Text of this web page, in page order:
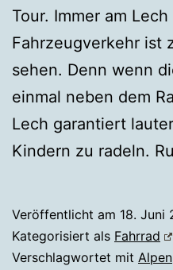
Tour. Immer am
Fahrzeugverkehr ist
sehen. Denn wenn
einmal neben dem
Lech garantiert
Kindern zu radeln.
Veröffentlicht am 18. Juni
Kategorisiert als Fahrrad
Verschlagwortet mit Alpen